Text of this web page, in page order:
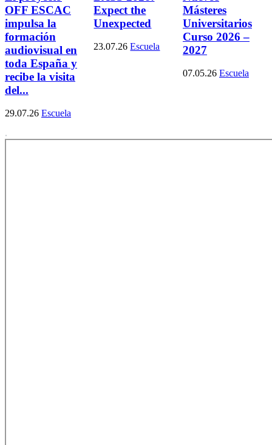
OFF ESCAC
impulsa la
formación
audiovisual en
toda España y
recibe la visita
del...
29.07.26 Escuela
Expect the
Unexpected
23.07.26 Escuela
Másteres
Universitarios
Curso 2026 –
2027
07.05.26 Escuela